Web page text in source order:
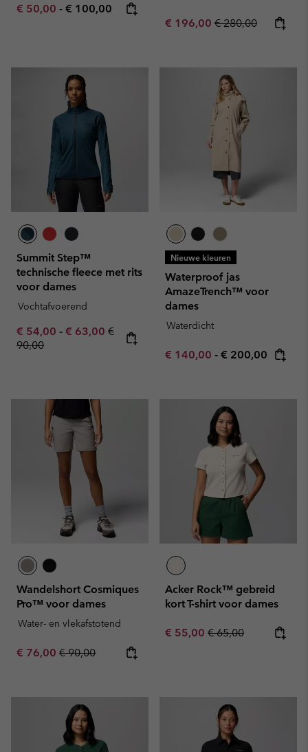
Minimum sale price:
€ 50,00 - Maximum price:
€ 100,00
Sale price:
€ 196,00 Regular price:
€ 280,00
Summit Step™
technische fleece met rits
voor dames
Vochtafvoerend
Minimum sale price:
€ 54,00 - Maximum sale price:
€ 63,00 Regular price:
€
90,00
Nieuwe kleuren
Waterproof jas
AmazeTrench™ voor
dames
Waterdicht
Minimum sale price:
€ 140,00 - Maximum price:
€ 200,00
Wandelshort Cosmiques
Pro™ voor dames
Water- en vlekafstotend
Sale price:
€ 76,00 Regular price:
€ 90,00
Acker Rock™ gebreid
kort T-shirt voor dames
Sale price:
€ 55,00 Regular price:
€ 65,00